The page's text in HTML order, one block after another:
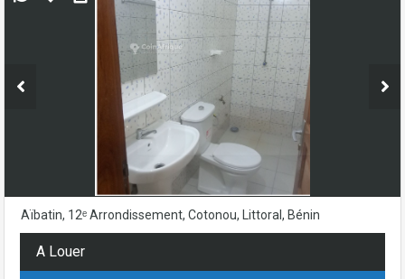
Aïbatin, 12ᵉ Arrondissement, Cotonou, Littoral, Bénin
A Louer